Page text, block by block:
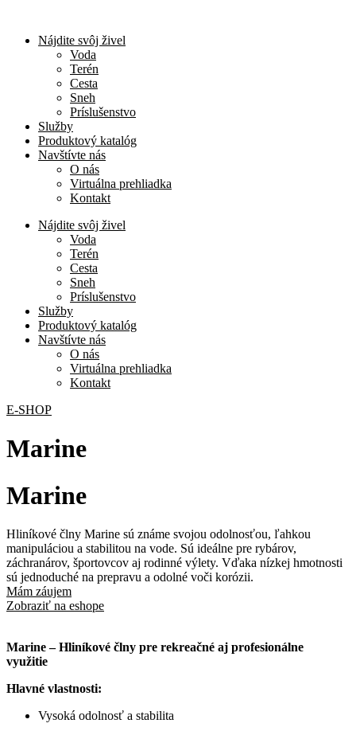
Nájdite svôj živel
Voda
Terén
Cesta
Sneh
Príslušenstvo
Služby
Produktový katalóg
Navštívte nás
O nás
Virtuálna prehliadka
Kontakt
Nájdite svôj živel
Voda
Terén
Cesta
Sneh
Príslušenstvo
Služby
Produktový katalóg
Navštívte nás
O nás
Virtuálna prehliadka
Kontakt
E-SHOP
Marine
Marine
Hliníkové člny Marine sú známe svojou odolnosťou, ľahkou
manipuláciou a stabilitou na vode. Sú ideálne pre rybárov,
záchranárov, športovcov aj rodinné výlety. Vďaka nízkej hmotnosti
sú jednoduché na prepravu a odolné voči korózii.
Mám záujem
Zobraziť na eshope
Marine – Hliníkové člny pre rekreačné aj profesionálne
využitie
Hlavné vlastnosti:
Vysoká odolnosť a stabilita